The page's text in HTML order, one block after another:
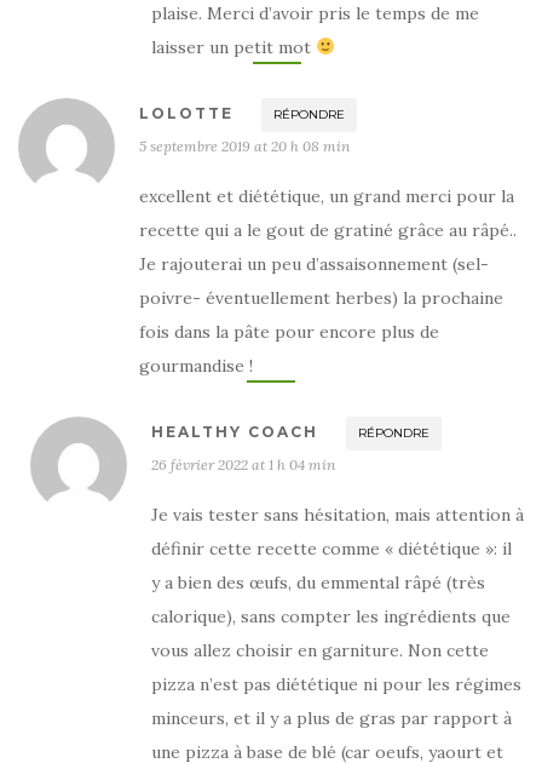
plaise. Merci d’avoir pris le temps de me
laisser un petit mot
LOLOTTE RÉPONDRE
5 septembre 2019 at 20 h 08 min
excellent et diététique, un grand merci pour la
recette qui a le gout de gratiné grâce au râpé..
Je rajouterai un peu d’assaisonnement (sel-
poivre- éventuellement herbes) la prochaine
fois dans la pâte pour encore plus de
gourmandise !
HEALTHY COACH RÉPONDRE
26 février 2022 at 1 h 04 min
Je vais tester sans hésitation, mais attention à
définir cette recette comme « diététique »: il
y a bien des œufs, du emmental râpé (très
calorique), sans compter les ingrédients que
vous allez choisir en garniture. Non cette
pizza n’est pas diététique ni pour les régimes
minceurs, et il y a plus de gras par rapport à
une pizza à base de blé (car oeufs, yaourt et